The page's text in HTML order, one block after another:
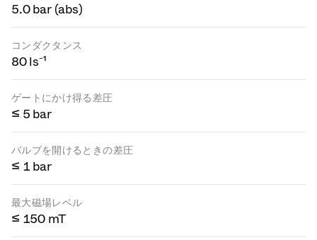
5.0 bar (abs)
コンダクタンス
80 ls⁻¹
ゲートにかけ得る差圧
≤ 5 bar
バルブを開けるときの差圧
≤ 1 bar
最大磁場レベル
≤ 150 mT